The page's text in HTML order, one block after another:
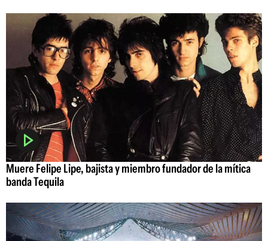
Muere Felipe Lipe, bajista y miembro fundador de la mítica
banda Tequila